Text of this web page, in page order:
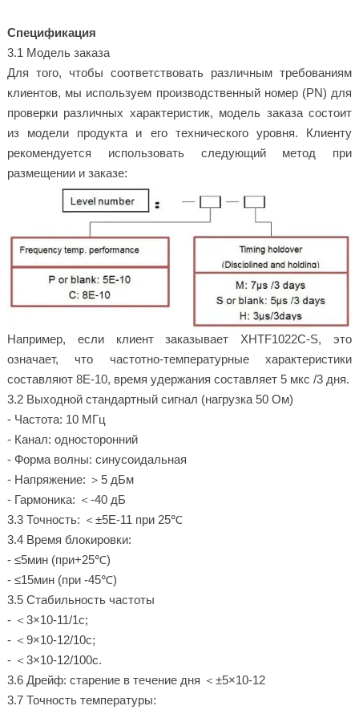
Спецификация
3.1 Модель заказа
Для того, чтобы соответствовать различным требованиям
клиентов, мы используем производственный номер (PN) для
проверки различных характеристик, модель заказа состоит
из модели продукта и его технического уровня. Клиенту
рекомендуется использовать следующий метод при
размещении и заказе:
Например, если клиент заказывает XHTF1022C-S, это
означает, что частотно-температурные характеристики
составляют 8E-10, время удержания составляет 5 мкс /3 дня.
3.2 Выходной стандартный сигнал (нагрузка 50 Ом)
- Частота: 10 МГц
- Канал: односторонний
- Форма волны: синусоидальная
- Напряжение: ＞5 дБм
- Гармоника: ＜-40 дБ
3.3 Точность: ＜±5E-11 при 25℃
3.4 Время блокировки:
- ≤5мин (при+25℃)
- ≤15мин (при -45℃)
3.5 Стабильность частоты
- ＜3×10-11/1с;
- ＜9×10-12/10с;
- ＜3×10-12/100с.
3.6 Дрейф: старение в течение дня ＜±5×10-12
3.7 Точность температуры: